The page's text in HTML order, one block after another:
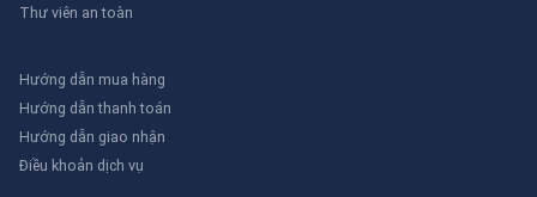
Thư viên an toàn
Hướng dẫn mua hàng
Hướng dẫn thanh toán
Hướng dẫn giao nhận
Điều khoản dịch vụ